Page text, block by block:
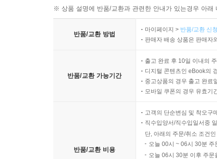
※ 상품 설명에 반품/교환과 관련한 안내가 있는경우 아
반품/교환 방법
마이페이지 > 반품/교환 신
판매자 배송 상품은 판매자
반품/교환 가능기간
출고 완료 후 10일 이내의
디지털 콘텐츠인 eBook의
중고상품의 경우 출고 완료
모바일 쿠폰의 경우 유효기
반품/교환 비용
고객의 단순변심 및 착오구
직수입양서/직수입일서중
단, 아래의 주문/취소 조건
오늘 00시 ~ 06시 30분
오늘 06시 30분 이후 주